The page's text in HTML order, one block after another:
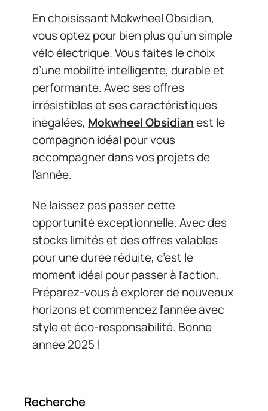
En choisissant Mokwheel Obsidian,
vous optez pour bien plus qu’un simple
vélo électrique. Vous faites le choix
d’une mobilité intelligente, durable et
performante. Avec ses offres
irrésistibles et ses caractéristiques
inégalées, Mokwheel Obsidianest le
compagnon idéal pour vous
accompagner dans vos projets de
l’année.
Ne laissez pas passer cette
opportunité exceptionnelle. Avec des
stocks limités et des offres valables
pour une durée réduite, c’est le
moment idéal pour passer à l’action.
Préparez-vous à explorer de nouveaux
horizons et commencez l’année avec
style et éco-responsabilité. Bonne
année 2025 !
Recherche